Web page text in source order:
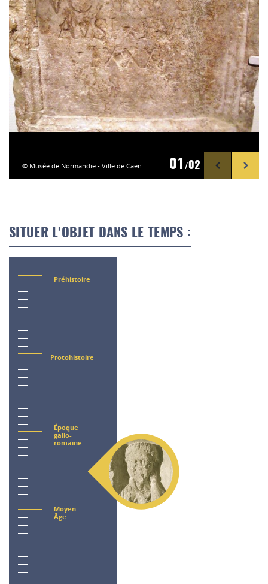
© Musée de Normandie - Ville de Caen 01 /02
SITUER L'OBJET DANS LE TEMPS :
Préhistoire
Protohistoire
Époque
gallo-
romaine
Moyen
Âge